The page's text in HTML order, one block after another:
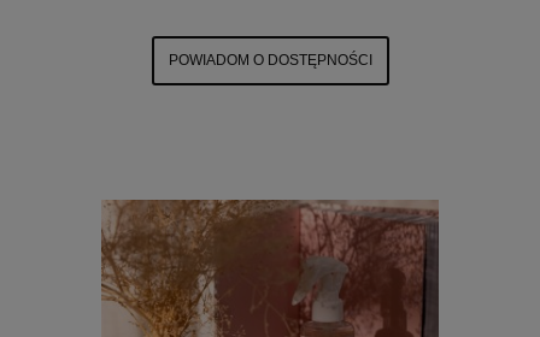
POWIADOM O DOSTĘPNOŚCI